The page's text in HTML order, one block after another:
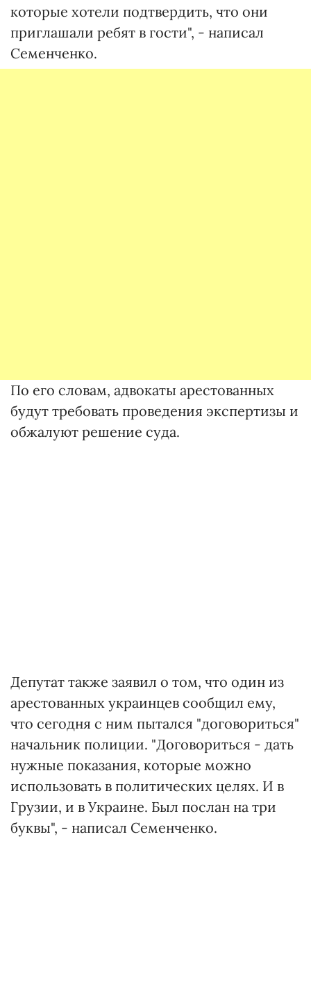
которые хотели подтвердить, что они
приглашали ребят в гости", - написал
Семенченко.
По его словам, адвокаты арестованных
будут требовать проведения экспертизы и
обжалуют решение суда.
Депутат также заявил о том, что один из
арестованных украинцев сообщил ему,
что сегодня с ним пытался "договориться"
начальник полиции. "Договориться - дать
нужные показания, которые можно
использовать в политических целях. И в
Грузии, и в Украине. Был послан на три
буквы", - написал Семенченко.